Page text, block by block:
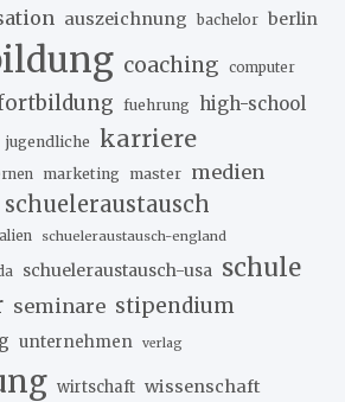
auszeichnung bachelor berlin
coaching computer
fuehrung high-school
jugendliche karriere
marketing master medien
schueleraustausch
schueleraustausch-england
schueleraustausch-usa schule
seminare stipendium
unternehmen verlag
wirtschaft wissenschaft